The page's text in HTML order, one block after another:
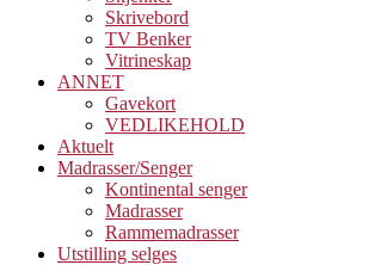
Skrivebord
TV Benker
Vitrineskap
ANNET
Gavekort
VEDLIKEHOLD
Aktuelt
Madrasser/Senger
Kontinental senger
Madrasser
Rammemadrasser
Utstilling selges